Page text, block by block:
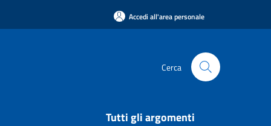
Accedi all'area personale
Cerca
Tutti gli argomenti